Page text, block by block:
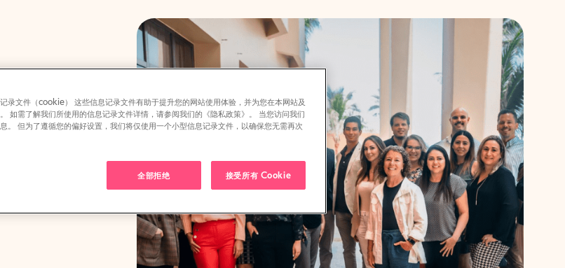
录文件（cookie） 这些信息记录文件有助于提升您的网站使用体验，并为您在本网站及
如需了解我们所使用的信息记录文件详情，请参阅我们的《隐私政策》。 当您访问我们
。 但为了遵循您的偏好设置，我们将仅使用一个小型信息记录文件，以确保您无需再次
全部拒绝 接受所有 Cookie